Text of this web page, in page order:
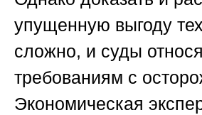
упущенную выгоду
сложно, и суды
требованиям с
Экономическая